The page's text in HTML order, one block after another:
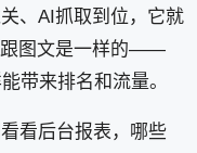
、AI抓取到位，它就
跟图文是一样的——
带来排名和流量。
看后台报表，哪些